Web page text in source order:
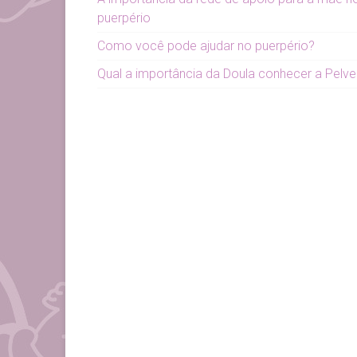
puerpério
Como você pode ajudar no puerpério?
Qual a importância da Doula conhecer a